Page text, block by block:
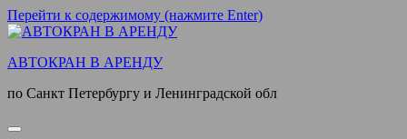
Перейти к содержимому (нажмите Enter)
АВТОКРАН В АРЕНДУ
по Санкт Петербургу и Ленинградской обл